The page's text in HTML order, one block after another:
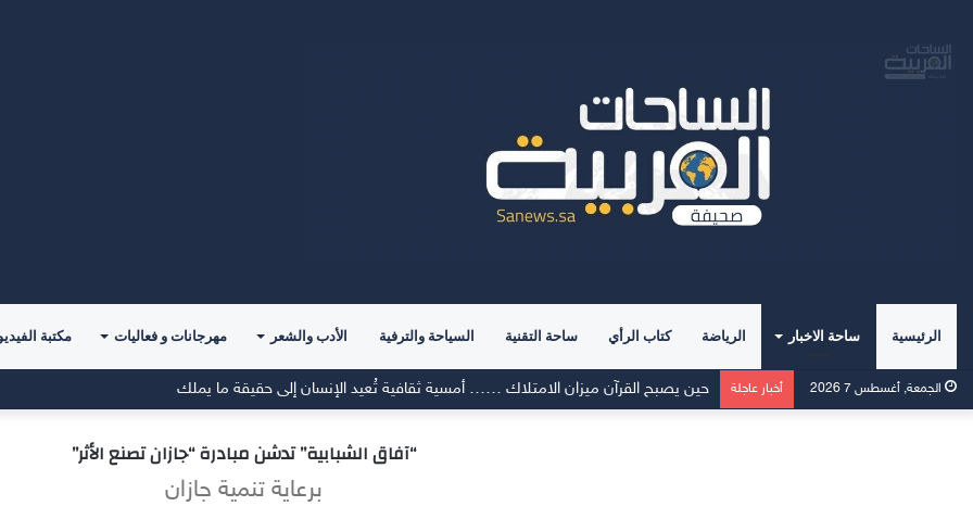
الرئيسية ساحة الاخبار الرياضة كتاب الرأي ساحة التقنية السياحة والترفية الأدب والشعر مهرجانات و فعاليات مكتبة
الجمعة, أغسطس 7 2026 أخبار عاجلة Momcozy توسّع نطاق دعم الرضاعة الطبيعية في الشرق الأوسط
“آفاق الشبابية” تدشن مبادرة “جازان تصنع الأثر”
برعاية تنمية جازان